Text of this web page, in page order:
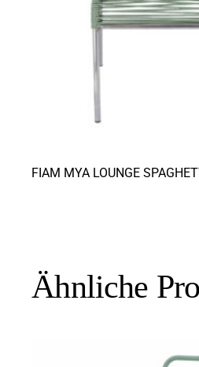
FIAM MYA LOUNGE
Ähnliche